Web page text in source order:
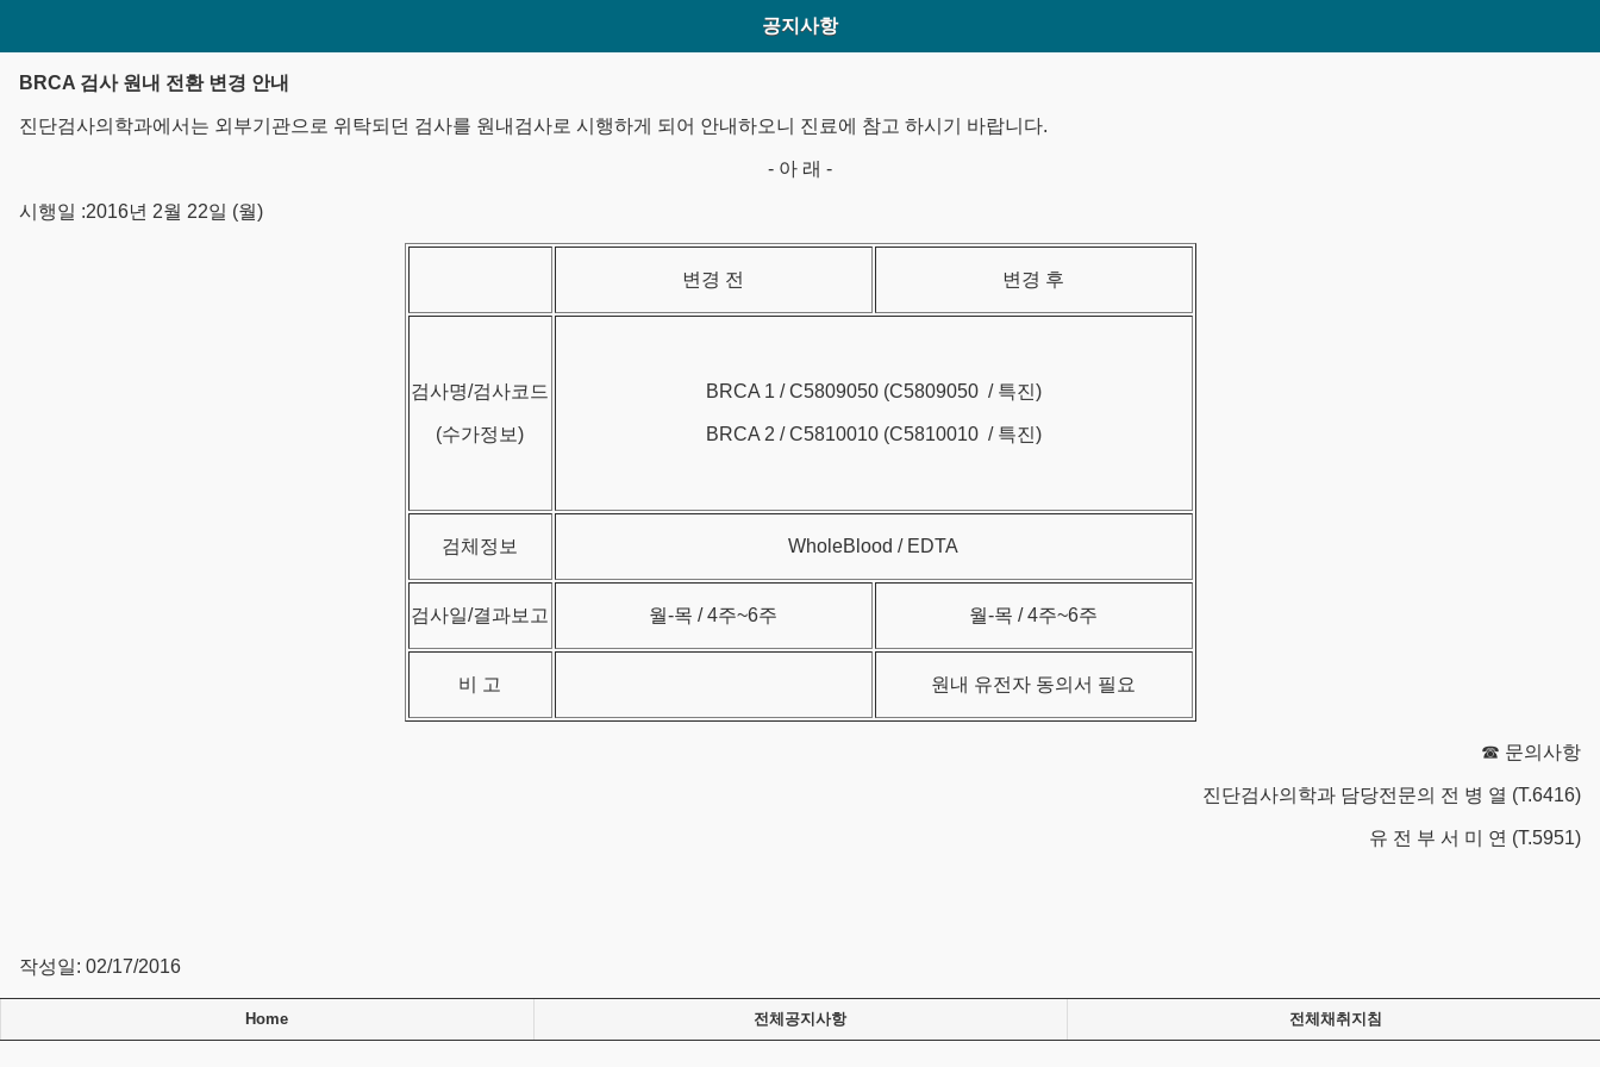
공지사항
BRCA 검사 원내 전환 변경 안내
진단검사의학과에서는 외부기관으로 위탁되던 검사를 원내검사로 시행하게 되어 안내하오니 진료에 참고 하시기 바랍니다.
- 아 래 -
시행일 :2016년 2월 22일 (월)
변경 전 변경 후
검사명/검사코드
(수가정보)
BRCA 1 / C5809050 (C5809050 / 특진)
BRCA 2 / C5810010 (C5810010 / 특진)
검체정보 WholeBlood / EDTA
검사일/결과보고 월-목 / 4주~6주 월-목 / 4주~6주
비 고 원내 유전자 동의서 필요
☎ 문의사항
진단검사의학과 담당전문의 전 병 열 (T.6416)
유 전 부 서 미 연 (T.5951)
작성일: 02/17/2016
Home 전체공지사항 전체채취지침